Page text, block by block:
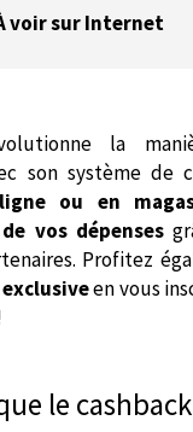
voir sur Internet
la
son système de
ou en
vos dépenses
Profitez
en vous
le